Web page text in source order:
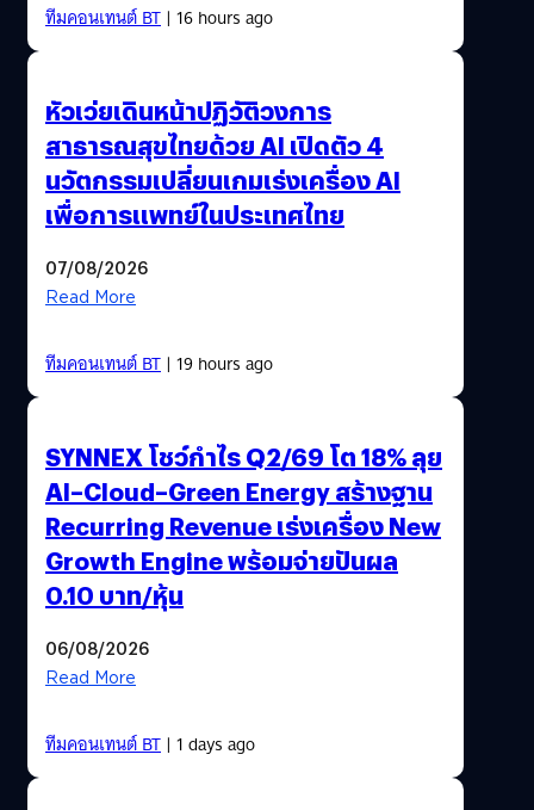
ทีมคอนเทนต์ BT| 16 hours ago
หัวเว่ยเดินหน้าปฏิวัติวงการ
สาธารณสุขไทยด้วย AI เปิดตัว 4
นวัตกรรมเปลี่ยนเกมเร่งเครื่อง AI
เพื่อการแพทย์ในประเทศไทย
07/08/2026
Read More
ทีมคอนเทนต์ BT| 19 hours ago
SYNNEX โชว์กำไร Q2/69 โต 18% ลุย
AI–Cloud–Green Energy สร้างฐาน
Recurring Revenue เร่งเครื่อง New
Growth Engine พร้อมจ่ายปันผล
0.10 บาท/หุ้น
06/08/2026
Read More
ทีมคอนเทนต์ BT| 1 days ago